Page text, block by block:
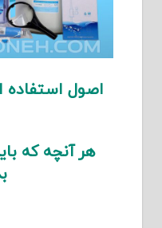
اصول استفاده
هر آنچه که